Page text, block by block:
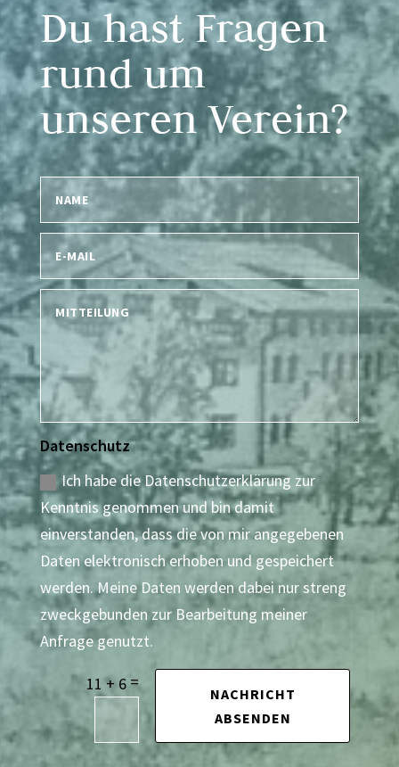
Du hast Fragen
rund um
unseren Verein?
Datenschutz
Ich habe die Datenschutzerklärung zur
Kenntnis genommen und bin damit
einverstanden, dass die von mir angegebenen
Daten elektronisch erhoben und gespeichert
werden. Meine Daten werden dabei nur streng
zweckgebunden zur Bearbeitung meiner
Anfrage genutzt.
11 + 6 =
NACHRICHT
ABSENDEN